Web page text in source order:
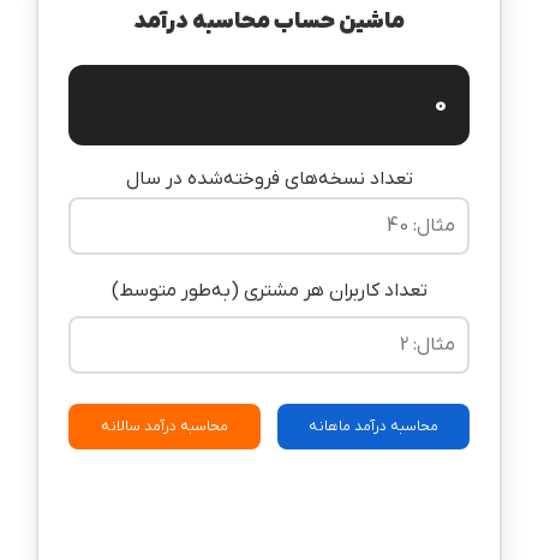
ماشین حساب محاسبه درآمد
0
تعداد نسخه‌های فروخته‌شده در سال
تعداد کاربران هر مشتری (به‌طور متوسط)
محاسبه درآمد ماهانه محاسبه درآمد سالانه